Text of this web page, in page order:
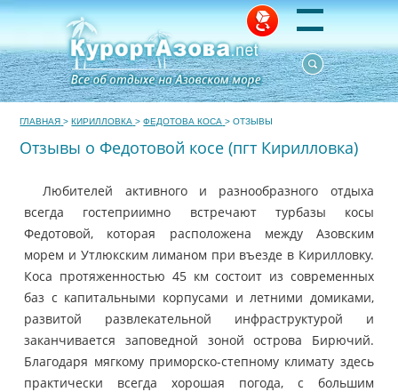
ГЛАВНАЯ >КИРИЛЛОВКА >ФЕДОТОВА КОСА >ОТЗЫВЫ
Отзывы о Федотовой косе (пгт Кирилловка)
Любителей активного и разнообразного отдыха
всегда гостеприимно встречают турбазы косы
Федотовой, которая расположена между Азовским
морем и Утлюкским лиманом при въезде в Кирилловку.
Коса протяженностью 45 км состоит из современных
баз с капитальными корпусами и летними домиками,
развитой развлекательной инфраструктурой и
заканчивается заповедной зоной острова Бирючий.
Благодаря мягкому приморско-степному климату здесь
практически всегда хорошая погода, с большим